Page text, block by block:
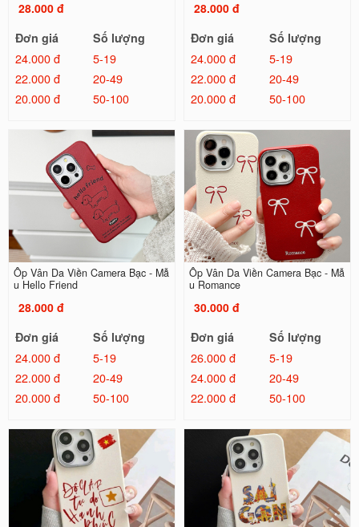
28.000 đ
Đơn giá
Số lượng
24.000 đ
5-19
22.000 đ
20-49
20.000 đ
50-100
28.000 đ
Đơn giá
Số lượng
24.000 đ
5-19
22.000 đ
20-49
20.000 đ
50-100
Ốp Vân Da Viền Camera Bạc - Mẫ
u Hello Friend
28.000 đ
Đơn giá
Số lượng
24.000 đ
5-19
22.000 đ
20-49
20.000 đ
50-100
Ốp Vân Da Viền Camera Bạc - Mẫ
u Romance
30.000 đ
Đơn giá
Số lượng
26.000 đ
5-19
24.000 đ
20-49
22.000 đ
50-100